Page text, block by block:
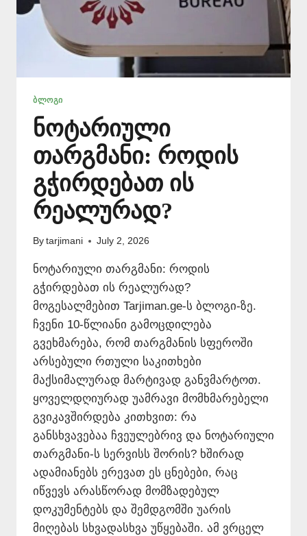
ᲑᲚᲝᲒᲘ
ნოტარიული
თარგმანი: როდის
გჭირდებათ ის
რეალურად?
By tarjimani July 2, 2026
ნოტარიული თარგმანი: როდის
გჭირდებათ ის რეალურად?
მოგესალმებით Tarjiman.ge-ს ბლოგი-ზე.
ჩვენი 10-წლიანი გამოცდილება
გვეხმარება, რომ თარგმანის სფეროში
არსებული რთული საკითხები
მაქსიმალურად მარტივად განვმარტოთ.
ყოველდღიურად უამრავი მომხმარებელი
გვიკავშირდება კითხვით: რა
განსხვავებაა ჩვეულებრივ და ნოტარიული
თარგმანი-ს სერვისს შორის? ხშირად
ადამიანებს ერევათ ეს ცნებები, რაც
იწვევს არასწორად მომზადებულ
დოკუმენტებს და შემდგომში უარის
მიღებას სხვადასხვა უწყებაში. ამ ვრცელ